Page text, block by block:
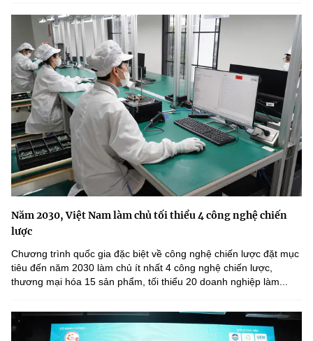
Năm 2030, Việt Nam làm chủ tối thiểu 4 công nghệ chiến
lược
Chương trình quốc gia đặc biệt về công nghệ chiến lược đặt mục
tiêu đến năm 2030 làm chủ ít nhất 4 công nghệ chiến lược,
thương mại hóa 15 sản phẩm, tối thiểu 20 doanh nghiệp làm...